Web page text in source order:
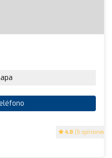
4.8 (5 opiniones)